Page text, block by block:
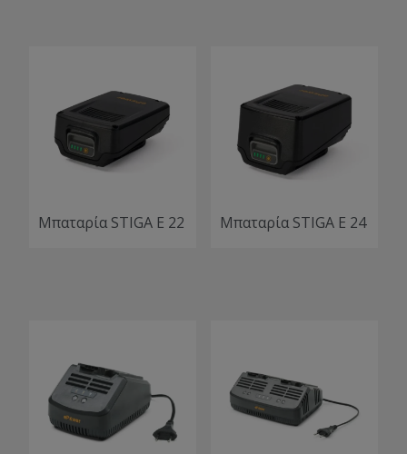
Μπαταρία STIGA E 22 Μπαταρία STIGA E 24